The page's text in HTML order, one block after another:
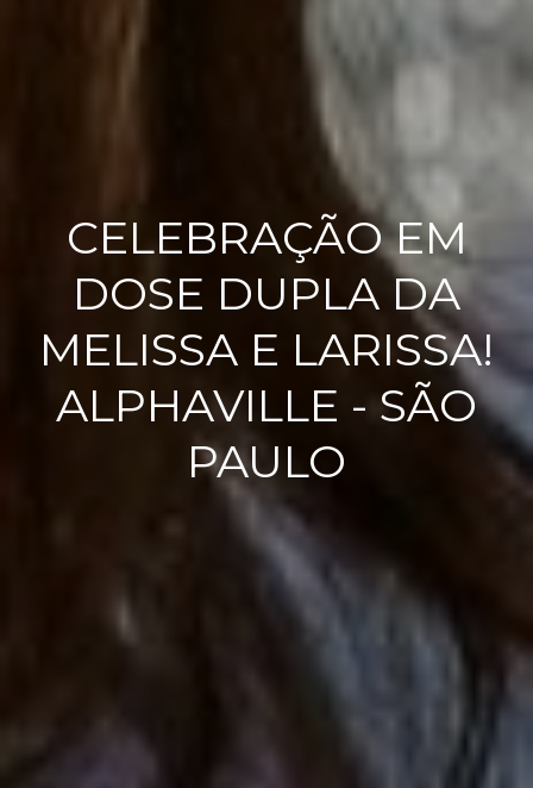
CELEBRAÇÃO EM
DOSE DUPLA DA
MELISSA E LARISSA!
ALPHAVILLE - SÃO
PAULO